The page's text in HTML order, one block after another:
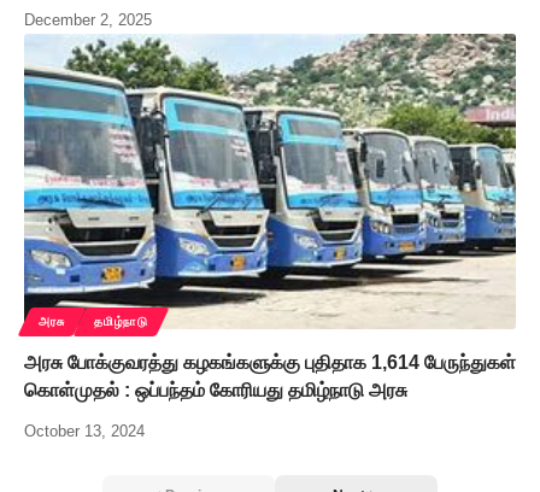
December 2, 2025
அரசு தமிழ்நாடு
அரசு போக்குவரத்து கழகங்களுக்கு புதிதாக 1,614 பேருந்துகள்
கொள்முதல் : ஒப்பந்தம் கோரியது தமிழ்நாடு அரசு
October 13, 2024